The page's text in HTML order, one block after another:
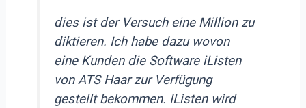
dies ist der Versuch eine Million zu
diktieren. Ich habe dazu wovon
eine Kunden die Software iListen
von ATS Haar zur Verfügung
gestellt bekommen. IListen wird